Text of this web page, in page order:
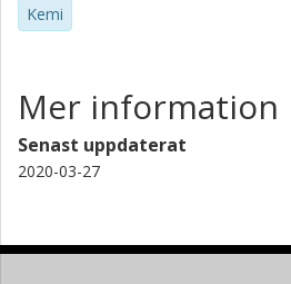
Kemi
Mer information
Senast uppdaterat
2020-03-27